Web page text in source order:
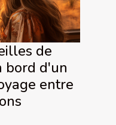
de
bord d'un
entre